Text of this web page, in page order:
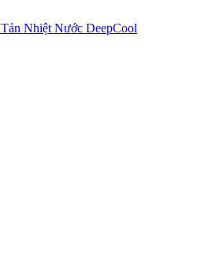
Tản Nhiệt Nước DeepCool